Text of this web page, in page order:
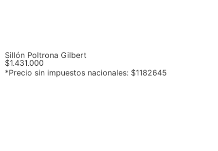
Sillón Poltrona Gilbert
$1.431.000
*Precio sin impuestos nacionales: $1182645